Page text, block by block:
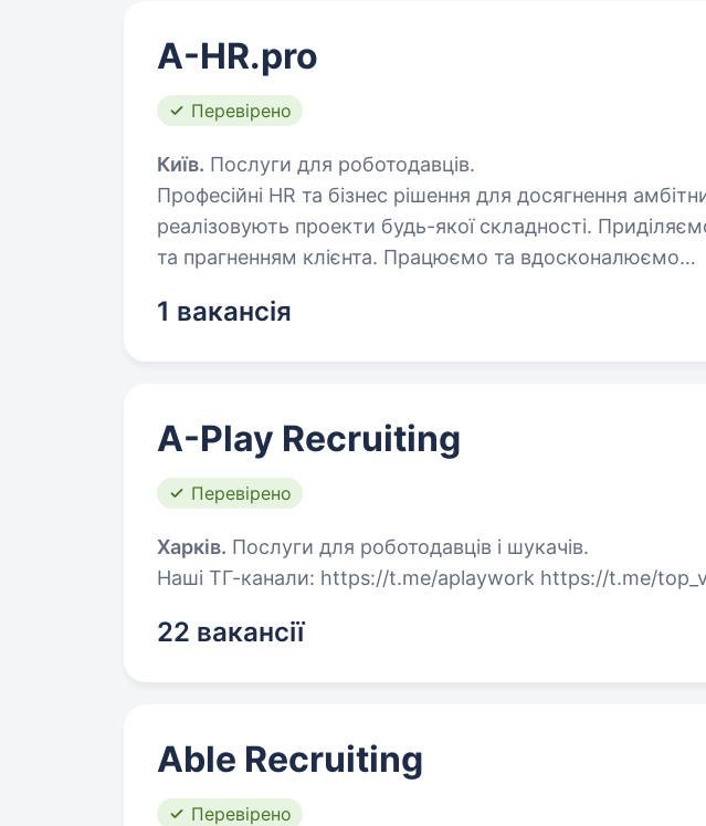
A-HR.pro
Перевірено
Київ. Послуги для роботодавців.
Професійні HR та бізнес рішення для досягнення
реалізовують проекти будь-якої складності.
та прагненням клієнта. Працюємо та вдосконалюємо…
1 вакансія
A-Play Recruiting
Перевірено
Харків. Послуги для роботодавців і шукачів.
Нашi ТГ-канали: https://t.me/aplaywork https://t.me/
22 вакансії
Able Recruiting
Перевірено